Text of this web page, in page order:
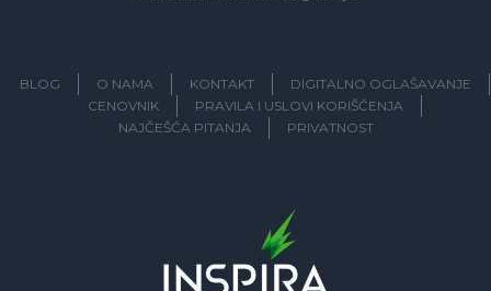
BLOG O NAMA KONTAKT
DIGITALNO OGLAŠAVANJE
CENOVNIK
PRAVILA I USLOVI KORIŠĆENJA
NAJČEŠĆA PITANJA
PRIVATNOST